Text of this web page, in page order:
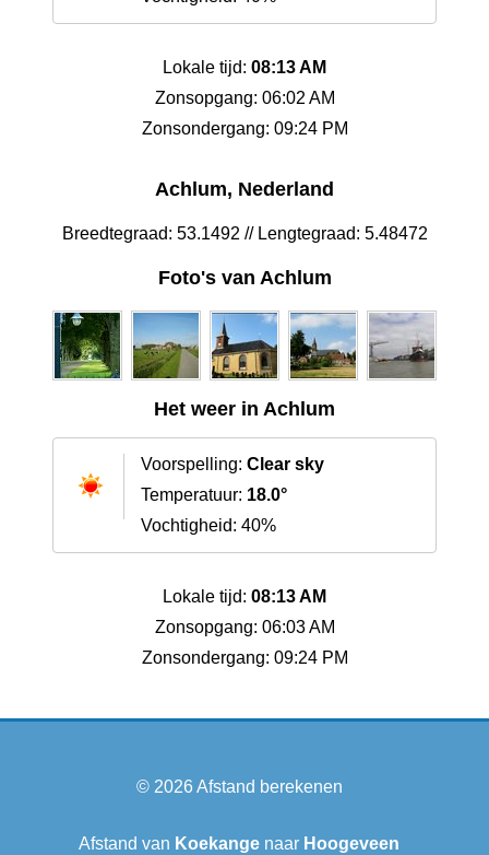
Lokale tijd: 08:13 AM
Zonsopgang: 06:02 AM
Zonsondergang: 09:24 PM
Achlum, Nederland
Breedtegraad: 53.1492 // Lengtegraad: 5.48472
Foto's van Achlum
Het weer in Achlum
Voorspelling: Clear sky
Temperatuur: 18.0°
Vochtigheid: 40%
Lokale tijd: 08:13 AM
Zonsopgang: 06:03 AM
Zonsondergang: 09:24 PM
© 2026Afstand berekenen
Afstand van Koekange naar Hoogeveen